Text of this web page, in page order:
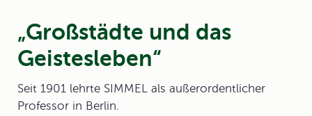
„Großstädte und das
Geistesleben“
Seit 1901 lehrte SIMMEL als außerordentlicher
Professor in Berlin.